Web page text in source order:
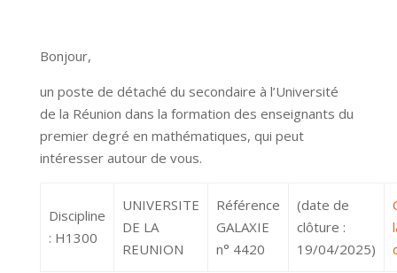
Bonjour,
un poste de détaché du secondaire à l’Université
de la Réunion dans la formation des enseignants du
premier degré en mathématiques, qui peut
intéresser autour de vous.
Discipline
: H1300
UNIVERSITE
DE LA
REUNION
Référence
GALAXIE
n° 4420
(date de
clôture :
19/04/2025)